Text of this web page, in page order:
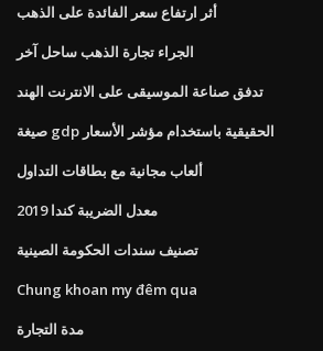
أثر ارتفاع سعر الفائدة على الذهب
الجراء تجارة الذهب ساحل آخر
تدفق صناعة الموسيقى على الانترنت الهند
صيغة gdp الحقيقية باستخدام مؤشر الأسعار
ألعاب مجانية مع بطاقات التداول
معدل الضريبة كندا 2019
تصنيف سندات الحكومة الصينية
Chung khoan my đêm qua
مدة التجارة